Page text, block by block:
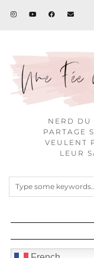
NERD
PARTAGE
VEULENT
LEUR